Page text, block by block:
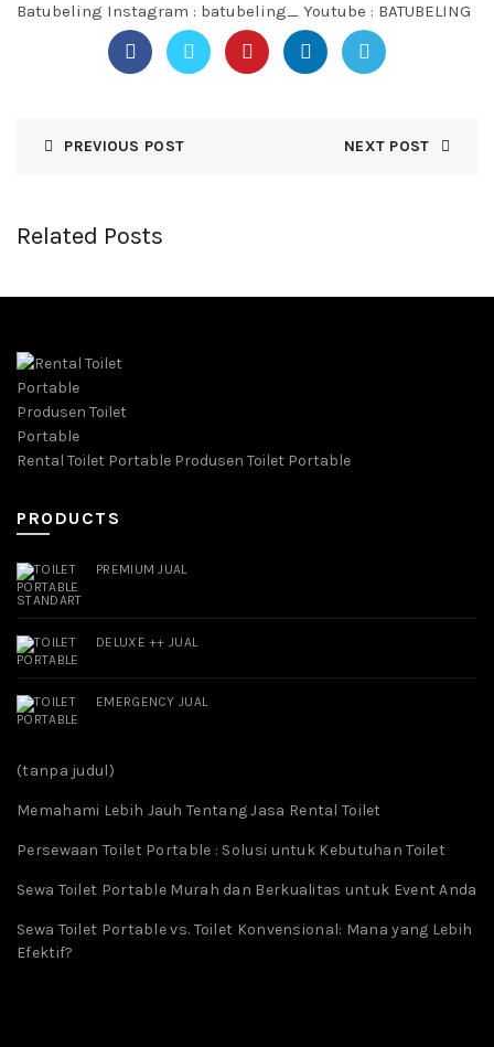
Batubeling Instagram : batubeling_ Youtube : BATUBELING
PREVIOUS POST NEXT POST
Related Posts
Rental Toilet Portable Produsen Toilet Portable
PRODUCTS
PREMIUM JUAL
DELUXE ++ JUAL
EMERGENCY JUAL
(tanpa judul)
Memahami Lebih Jauh Tentang Jasa Rental Toilet
Persewaan Toilet Portable : Solusi untuk Kebutuhan Toilet
Sewa Toilet Portable Murah dan Berkualitas untuk Event Anda
Sewa Toilet Portable vs. Toilet Konvensional: Mana yang Lebih
Efektif?